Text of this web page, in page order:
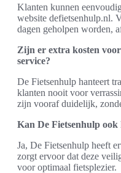
Klanten kunnen
website defietsenhulp.nl.
dagen geholpen worden,
Zijn er extra kosten
service?
De Fietsenhulp hanteert
klanten nooit voor
zijn vooraf duidelijk,
Kan De Fietsenhulp
Ja, De Fietsenhulp heeft
zorgt ervoor dat deze
voor optimaal fietsplezier.